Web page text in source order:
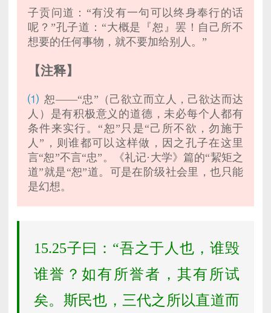
子贡问道：“有没有一句可以终身奉行的话
呢？”孔子道：“大概是『恕』罢！自己所不
想要的任何事物，就不要加给别人。”
【注释】
⑴ 恕——“忠”（己欲立而立人，己欲达而达
人）是有积极意义的道德，未必每个人都有
条件来实行。“恕”只是“己所不欲，勿施于
人”，则谁都可以这样做，因之孔子在这里
言“恕”不言“忠”。《礼记·大学》篇的“絜矩之
道”就是“恕”道。可是在阶级社会里，也只能
是幻想。
15.25子曰：“吾之于人也，谁毁
谁誉？如有所誉者，其有所试
矣。斯民也，三代之所以直道而